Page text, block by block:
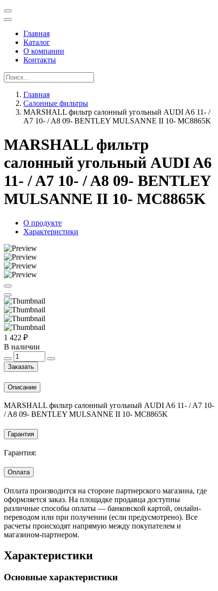
Главная
Каталог
О компании
Контакты
Главная
Салонные фильтры
MARSHALL фильтр салонный угольный AUDI A6 11- /
A7 10- / A8 09- BENTLEY MULSANNE II 10- MC8865K
MARSHALL фильтр
салонный угольный AUDI A6
11- / A7 10- / A8 09- BENTLEY
MULSANNE II 10- MC8865K
О продукте
Характеристики
1 422 ₽
В наличии
Заказать
Описание
MARSHALL фильтр салонный угольный AUDI A6 11- / A7 10-
/ A8 09- BENTLEY MULSANNE II 10- MC8865K
Гарантия
Гарантия:
Оплата
Оплата производится на стороне партнерского магазина, где
оформляется заказ. На площадке продавца доступны
различные способы оплаты — банковской картой, онлайн-
переводом или при получении (если предусмотрено). Все
расчеты происходят напрямую между покупателем и
магазином-партнером.
Характеристики
Основные характеристики